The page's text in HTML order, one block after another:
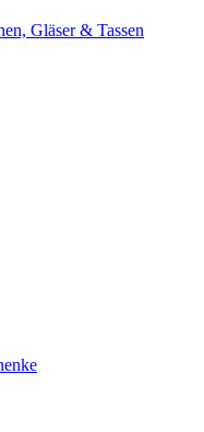
Gläser & Tassen